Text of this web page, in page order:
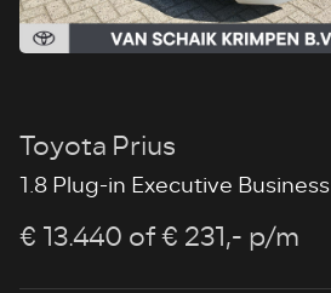
Toyota Prius
1.8 Plug-in Executive Business
€ 13.440 of € 231,- p/m